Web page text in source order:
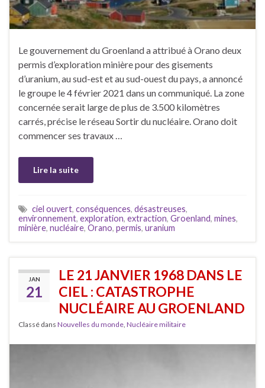
Le gouvernement du Groenland a attribué à Orano deux
permis d’exploration minière pour des gisements
d’uranium, au sud-est et au sud-ouest du pays, a annoncé
le groupe le 4 février 2021 dans un communiqué. La zone
concernée serait large de plus de 3.500 kilomètres
carrés, précise le réseau Sortir du nucléaire. Orano doit
commencer ses travaux …
Lire la suite
ciel ouvert, conséquences, désastreuses,
environnement, exploration, extraction, Groenland, mines,
minière, nucléaire, Orano, permis, uranium
JAN
21
LE 21 JANVIER 1968 DANS LE
CIEL : CATASTROPHE
NUCLÉAIRE AU GROENLAND
Classé dans Nouvelles du monde, Nucléaire militaire